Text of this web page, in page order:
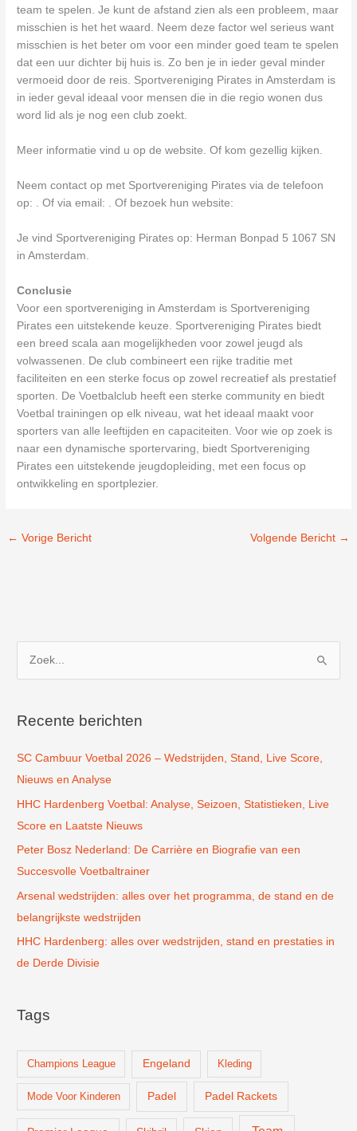
team te spelen. Je kunt de afstand zien als een probleem, maar
misschien is het het waard. Neem deze factor wel serieus want
misschien is het beter om voor een minder goed team te spelen
dat een uur dichter bij huis is. Zo ben je in ieder geval minder
vermoeid door de reis. Sportvereniging Pirates in Amsterdam is
in ieder geval ideaal voor mensen die in die regio wonen dus
word lid als je nog een club zoekt.
Meer informatie vind u op de website. Of kom gezellig kijken.
Neem contact op met Sportvereniging Pirates via de telefoon
op: . Of via email:
. Of bezoek hun website:
Je vind Sportvereniging Pirates op: Herman Bonpad 5 1067 SN
in Amsterdam.
Conclusie
Voor een sportvereniging in Amsterdam is Sportvereniging
Pirates een uitstekende keuze. Sportvereniging Pirates biedt
een breed scala aan mogelijkheden voor zowel jeugd als
volwassenen. De club combineert een rijke traditie met
faciliteiten en een sterke focus op zowel recreatief als prestatief
sporten. De Voetbalclub heeft een sterke community en biedt
Voetbal trainingen op elk niveau, wat het ideaal maakt voor
sporters van alle leeftijden en capaciteiten. Voor wie op zoek is
naar een dynamische sportervaring, biedt Sportvereniging
Pirates een uitstekende jeugdopleiding, met een focus op
ontwikkeling en sportplezier.
← Vorige Bericht Volgende Bericht →
k
a
a
r
:
Recente berichten
SC Cambuur Voetbal 2026 – Wedstrijden, Stand, Live Score,
Nieuws en Analyse
HHC Hardenberg Voetbal: Analyse, Seizoen, Statistieken, Live
Score en Laatste Nieuws
Peter Bosz Nederland: De Carrière en Biografie van een
Succesvolle Voetbaltrainer
Arsenal wedstrijden: alles over het programma, de stand en de
belangrijkste wedstrijden
HHC Hardenberg: alles over wedstrijden, stand en prestaties in
de Derde Divisie
Tags
Champions League Engeland Kleding
Mode Voor Kinderen Padel Padel Rackets